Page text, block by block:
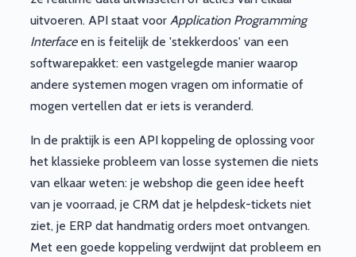
uitvoeren. API staat voor Application Programming
Interfaceen is feitelijk de 'stekkerdoos' van een
softwarepakket: een vastgelegde manier waarop
andere systemen mogen vragen om informatie of
mogen vertellen dat er iets is veranderd.
In de praktijk is een API koppeling de oplossing voor
het klassieke probleem van losse systemen die niets
van elkaar weten: je webshop die geen idee heeft
van je voorraad, je CRM dat je helpdesk-tickets niet
ziet, je ERP dat handmatig orders moet ontvangen.
Met een goede koppeling verdwijnt dat probleem en